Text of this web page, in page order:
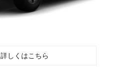
詳しくはこちら